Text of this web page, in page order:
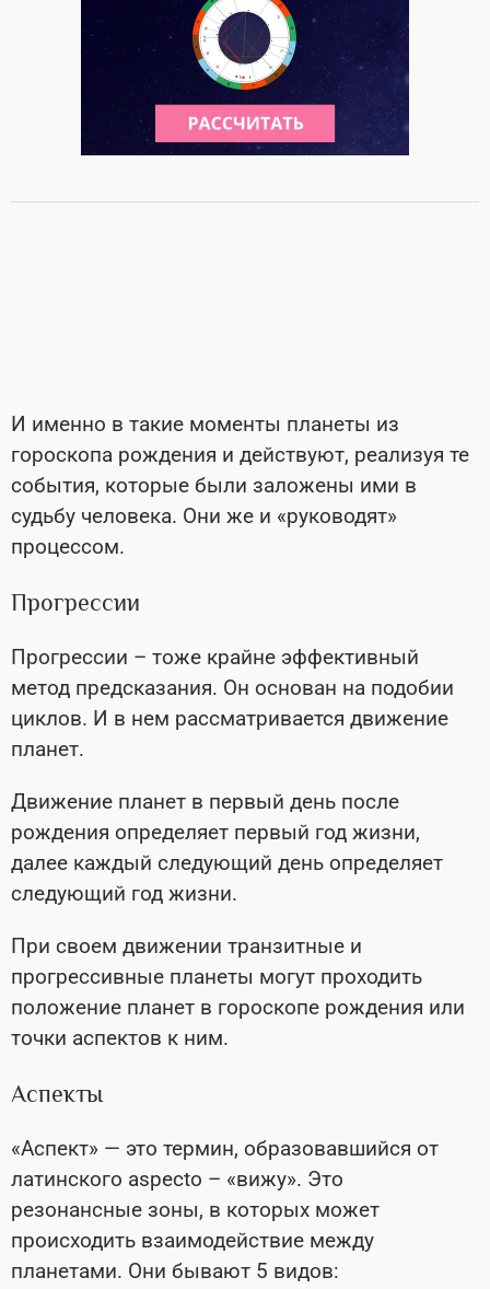
И именно в такие моменты планеты из
гороскопа рождения и действуют, реализуя те
события, которые были заложены ими в
судьбу человека. Они же и «руководят»
процессом.
Прогрессии
Прогрессии – тоже крайне эффективный
метод предсказания. Он основан на подобии
циклов. И в нем рассматривается движение
планет.
Движение планет в первый день после
рождения определяет первый год жизни,
далее каждый следующий день определяет
следующий год жизни.
При своем движении транзитные и
прогрессивные планеты могут проходить
положение планет в гороскопе рождения или
точки аспектов к ним.
Аспекты
«Аспект» — это термин, образовавшийся от
латинского aspecto – «вижу». Это
резонансные зоны, в которых может
происходить взаимодействие между
планетами. Они бывают 5 видов: